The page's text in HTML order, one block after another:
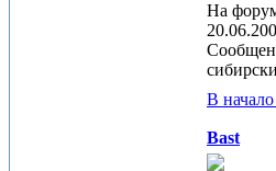
На
В
Bast